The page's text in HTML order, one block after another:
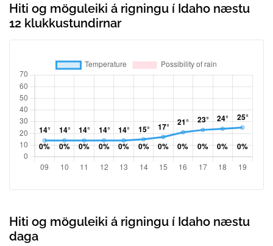
Hiti og möguleiki á rigningu í Idaho næstu
12 klukkustundirnar
Hiti og möguleiki á rigningu í Idaho næstu
daga